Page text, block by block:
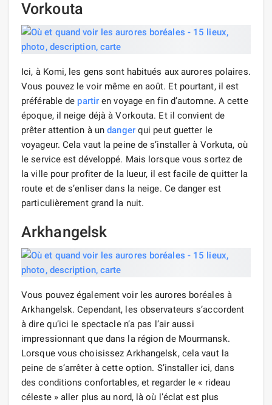
Vorkouta
Ici, à Komi, les gens sont habitués aux aurores polaires.
Vous pouvez le voir même en août. Et pourtant, il est
préférable de partir en voyage en fin d’automne. A cette
époque, il neige déjà à Vorkouta. Et il convient de
prêter attention à undangerqui peut guetter le
voyageur. Cela vaut la peine de s’installer à Vorkuta, où
le service est développé. Mais lorsque vous sortez de
la ville pour profiter de la lueur, il est facile de quitter la
route et de s’enliser dans la neige. Ce danger est
particulièrement grand la nuit.
Arkhangelsk
Vous pouvez également voir les aurores boréales à
Arkhangelsk. Cependant, les observateurs s’accordent
à dire qu’ici le spectacle n’a pas l’air aussi
impressionnant que dans la région de Mourmansk.
Lorsque vous choisissez Arkhangelsk, cela vaut la
peine de s’arrêter à cette option. S’installer ici, dans
des conditions confortables, et regarder le « rideau
céleste » aller plus au nord, là où l’éclat est plus